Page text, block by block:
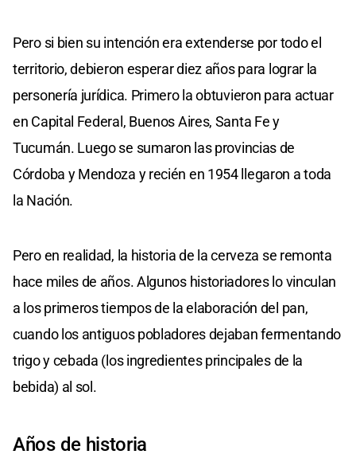
Pero si bien su intención era extenderse por todo el
territorio, debieron esperar diez años para lograr la
personería jurídica. Primero la obtuvieron para actuar
en Capital Federal, Buenos Aires, Santa Fe y
Tucumán. Luego se sumaron las provincias de
Córdoba y Mendoza y recién en 1954 llegaron a toda
la Nación.
Pero en realidad, la historia de la cerveza se remonta
hace miles de años. Algunos historiadores lo vinculan
a los primeros tiempos de la elaboración del pan,
cuando los antiguos pobladores dejaban fermentando
trigo y cebada (los ingredientes principales de la
bebida) al sol.
Años de historia